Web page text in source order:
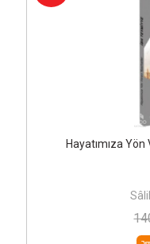
Hayatımıza